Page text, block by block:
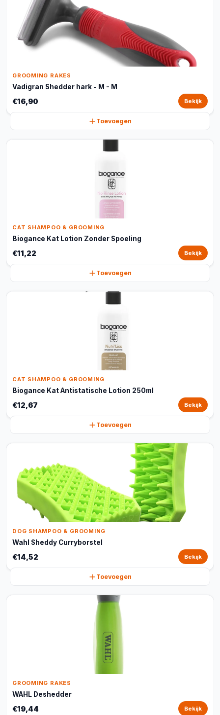
GROOMING RAKES
Vadigran Shedder hark - M - M
€16,90 Bekijk
Toevoegen
CAT SHAMPOO & GROOMING
Biogance Kat Lotion Zonder Spoeling
€11,22 Bekijk
Toevoegen
CAT SHAMPOO & GROOMING
Biogance Kat Antistatische Lotion 250ml
€12,67 Bekijk
Toevoegen
DOG SHAMPOO & GROOMING
Wahl Sheddy Curryborstel
€14,52 Bekijk
Toevoegen
GROOMING RAKES
WAHL Deshedder
€19,44 Bekijk